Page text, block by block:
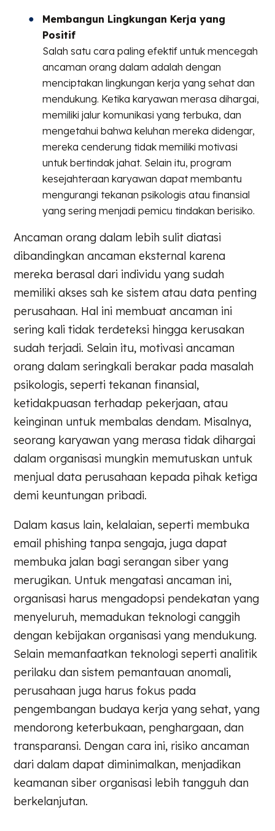
Membangun Lingkungan Kerja yang
Positif
Salah satu cara paling efektif untuk mencegah
ancaman orang dalam adalah dengan
menciptakan lingkungan kerja yang sehat dan
mendukung. Ketika karyawan merasa dihargai,
memiliki jalur komunikasi yang terbuka, dan
mengetahui bahwa keluhan mereka didengar,
mereka cenderung tidak memiliki motivasi
untuk bertindak jahat. Selain itu, program
kesejahteraan karyawan dapat membantu
mengurangi tekanan psikologis atau finansial
yang sering menjadi pemicu tindakan berisiko.
Ancaman orang dalam lebih sulit diatasi
dibandingkan ancaman eksternal karena
mereka berasal dari individu yang sudah
memiliki akses sah ke sistem atau data penting
perusahaan. Hal ini membuat ancaman ini
sering kali tidak terdeteksi hingga kerusakan
sudah terjadi. Selain itu, motivasi ancaman
orang dalam seringkali berakar pada masalah
psikologis, seperti tekanan finansial,
ketidakpuasan terhadap pekerjaan, atau
keinginan untuk membalas dendam. Misalnya,
seorang karyawan yang merasa tidak dihargai
dalam organisasi mungkin memutuskan untuk
menjual data perusahaan kepada pihak ketiga
demi keuntungan pribadi.
Dalam kasus lain, kelalaian, seperti membuka
email phishing tanpa sengaja, juga dapat
membuka jalan bagi serangan siber yang
merugikan. Untuk mengatasi ancaman ini,
organisasi harus mengadopsi pendekatan yang
menyeluruh, memadukan teknologi canggih
dengan kebijakan organisasi yang mendukung.
Selain memanfaatkan teknologi seperti analitik
perilaku dan sistem pemantauan anomali,
perusahaan juga harus fokus pada
pengembangan budaya kerja yang sehat, yang
mendorong keterbukaan, penghargaan, dan
transparansi. Dengan cara ini, risiko ancaman
dari dalam dapat diminimalkan, menjadikan
keamanan siber organisasi lebih tangguh dan
berkelanjutan.